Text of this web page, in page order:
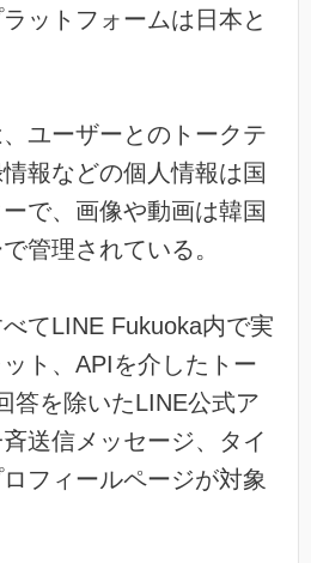
ットフォームは日本と
ユーザーとのトークテ
報などの個人情報は国
で、画像や動画は韓国
管理されている。
てLINE Fukuoka内で実
ト、APIを介したトー
答を除いたLINE公式ア
送信メッセージ、タイ
フィールページが対象